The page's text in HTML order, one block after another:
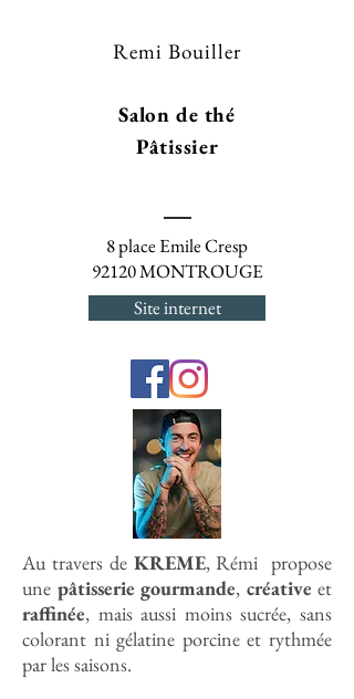
Remi Bouiller
Salon de thé
Pâtissier
8 place Emile Cresp
92120 MONTROUGE
Site internet
Au travers de KREME, Rémi propose
une pâtisserie gourmande, créative et
raffinée, mais aussi moins sucrée, sans
colorant ni gélatine porcine et rythmée
par les saisons.